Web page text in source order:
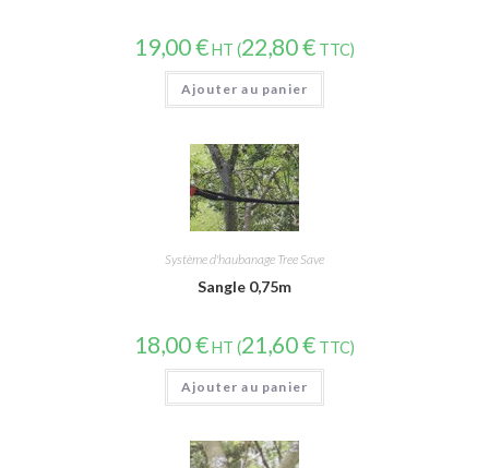
19,00€HT (22,80€ TTC)
Ajouter au panier
Système d'haubanage Tree Save
Sangle 0,75m
18,00€HT (21,60€ TTC)
Ajouter au panier